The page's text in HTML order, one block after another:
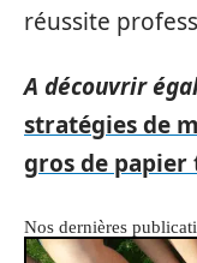
réussite
A découvrir
stratégies de
gros de
Nos dernières